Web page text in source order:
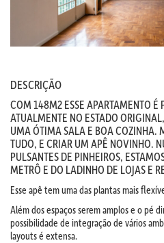
DESCRIÇÃO
COM 148M2 ESSE APARTAMENTO É
ATUALMENTE NO ESTADO
UMA ÓTIMA SALA E BOA COZINHA.
TUDO, E CRIAR UM APÊ NOVINHO.
PULSANTES DE PINHEIROS,
METRÔ E DO LADINHO DE LOJAS E
Esse apê tem uma das plantas mais
Além dos espaços serem amplos e o pé
possibilidade de integração de vários
layouts é extensa.